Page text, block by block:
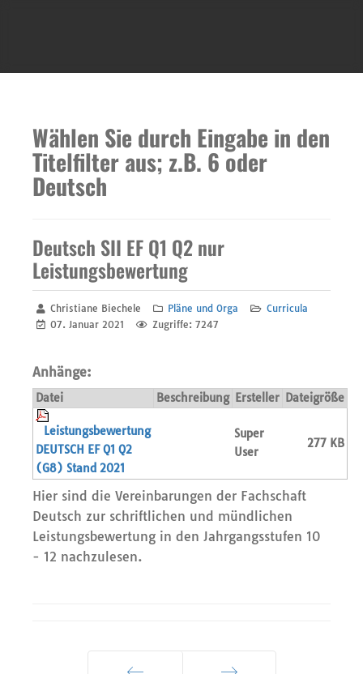
Wählen Sie durch Eingabe in den
Titelfilter aus; z.B. 6 oder
Deutsch
Deutsch SII EF Q1 Q2 nur
Leistungsbewertung
Christiane Biechele Pläne und Orga
Curricula
07. Januar 2021
Zugriffe: 7247
Anhänge:
Datei Beschreibung Ersteller Dateigröße
Leistungsbewertung
DEUTSCH EF Q1 Q2
(G8) Stand 2021
Super
User
277 KB
Hier sind die Vereinbarungen der Fachschaft
Deutsch zur schriftlichen und mündlichen
Leistungsbewertung in den Jahrgangsstufen 10
- 12 nachzulesen.